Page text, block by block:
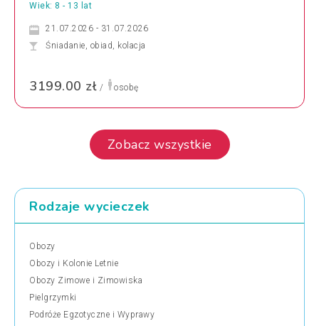
Wiek: 8 - 13 lat
21.07.2026 - 31.07.2026
Śniadanie, obiad, kolacja
3199.00 zł / osobę
Zobacz wszystkie
Rodzaje wycieczek
Obozy
Obozy i Kolonie Letnie
Obozy Zimowe i Zimowiska
Pielgrzymki
Podróże Egzotyczne i Wyprawy